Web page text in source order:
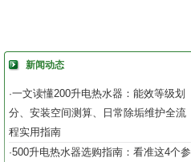
新闻动态
·一文读懂200升电热水器：能效等级划
分、安装空间测算、日常除垢维护全流
程实用指南
·500升电热水器选购指南：看准这4个参